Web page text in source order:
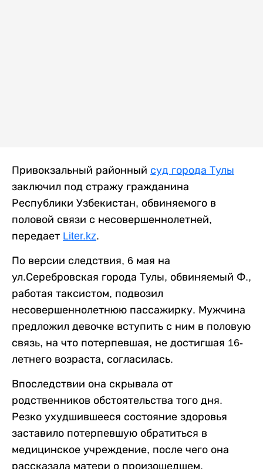
Привокзальный районный суд города Тулы
заключил под стражу гражданина
Республики Узбекистан, обвиняемого в
половой связи с несовершеннолетней,
передает Liter.kz.
По версии следствия, 6 мая на
ул.Серебровская города Тулы, обвиняемый Ф.,
работая таксистом, подвозил
несовершеннолетнюю пассажирку. Мужчина
предложил девочке вступить с ним в половую
связь, на что потерпевшая, не достигшая 16-
летнего возраста, согласилась.
Впоследствии она скрывала от
родственников обстоятельства того дня.
Резко ухудшившееся состояние здоровья
заставило потерпевшую обратиться в
медицинское учреждение, после чего она
рассказала матери о произошедшем.